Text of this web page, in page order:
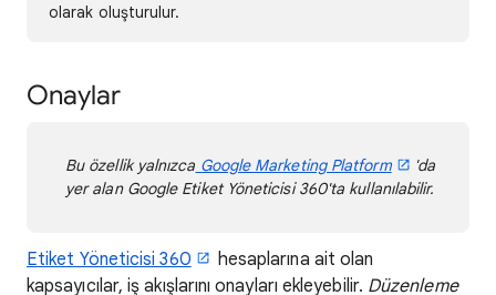
olarak oluşturulur.
Onaylar
Bu özellik yalnızca Google Marketing Platform
'da
yer alan Google Etiket Yöneticisi 360'ta kullanılabilir.
Etiket Yöneticisi 360
hesaplarına ait olan
kapsayıcılar, iş akışlarını onayları ekleyebilir. Düzenleme